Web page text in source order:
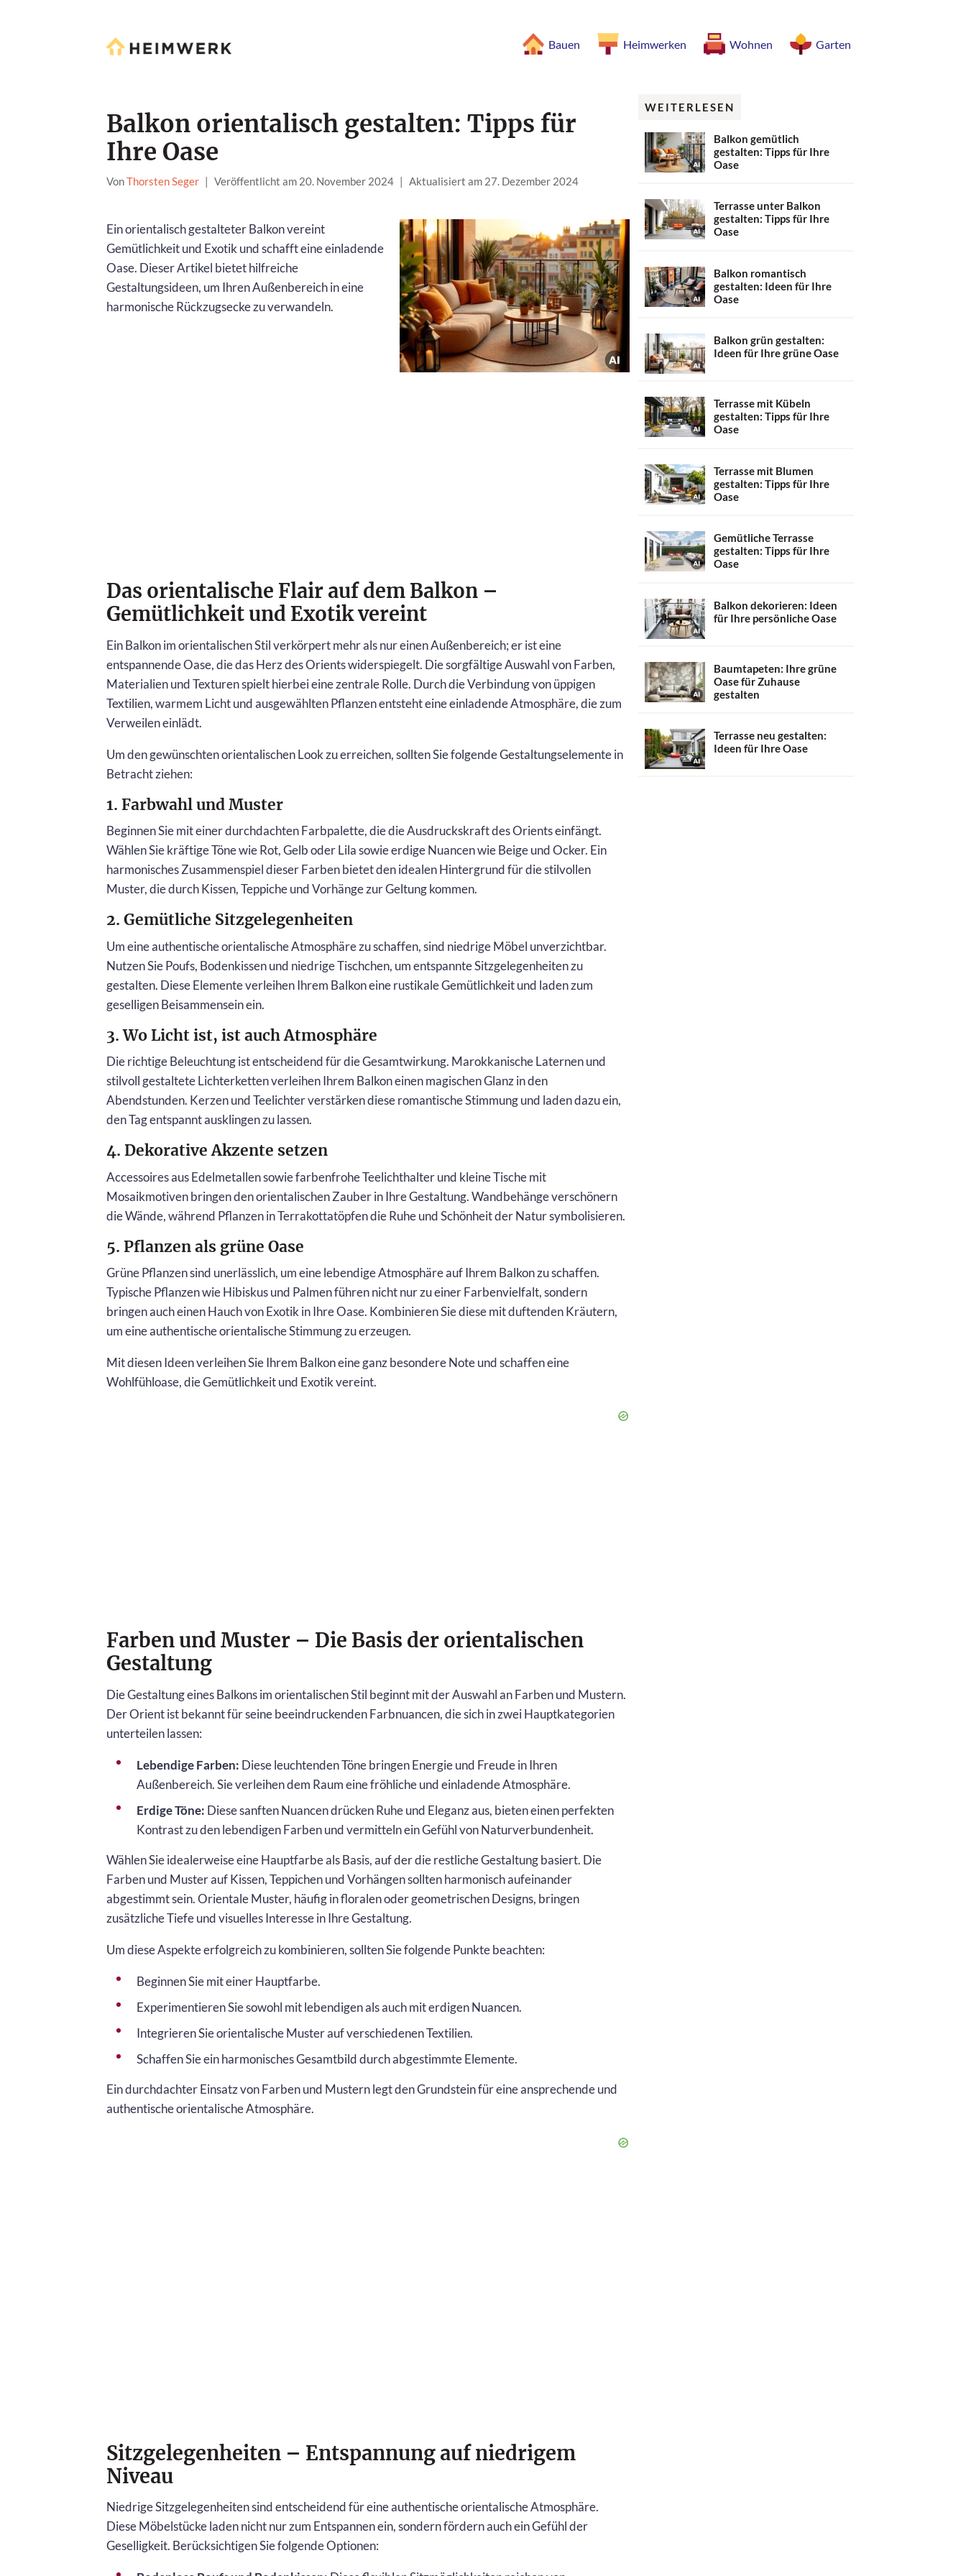
Bauen Heimwerken Wohnen Garten
Balkon orientalisch gestalten: Tipps für
Ihre Oase
VonThorsten Seger | Veröffentlicht am 20. November 2024 | Aktualisiert am 27. Dezember 2024
Ein orientalisch gestalteter Balkon vereint
Gemütlichkeit und Exotik und schafft eine einladende
Oase. Dieser Artikel bietet hilfreiche
Gestaltungsideen, um Ihren Außenbereich in eine
harmonische Rückzugsecke zu verwandeln.
Das orientalische Flair auf dem Balkon –
Gemütlichkeit und Exotik vereint
Ein Balkon im orientalischen Stil verkörpert mehr als nur einen Außenbereich; er ist eine
entspannende Oase, die das Herz des Orients widerspiegelt. Die sorgfältige Auswahl von Farben,
Materialien und Texturen spielt hierbei eine zentrale Rolle. Durch die Verbindung von üppigen
Textilien, warmem Licht und ausgewählten Pflanzen entsteht eine einladende Atmosphäre, die zum
Verweilen einlädt.
Um den gewünschten orientalischen Look zu erreichen, sollten Sie folgende Gestaltungselemente in
Betracht ziehen:
1. Farbwahl und Muster
Beginnen Sie mit einer durchdachten Farbpalette, die die Ausdruckskraft des Orients einfängt.
Wählen Sie kräftige Töne wie Rot, Gelb oder Lila sowie erdige Nuancen wie Beige und Ocker. Ein
harmonisches Zusammenspiel dieser Farben bietet den idealen Hintergrund für die stilvollen
Muster, die durch Kissen, Teppiche und Vorhänge zur Geltung kommen.
2. Gemütliche Sitzgelegenheiten
Um eine authentische orientalische Atmosphäre zu schaffen, sind niedrige Möbel unverzichtbar.
Nutzen Sie Poufs, Bodenkissen und niedrige Tischchen, um entspannte Sitzgelegenheiten zu
gestalten. Diese Elemente verleihen Ihrem Balkon eine rustikale Gemütlichkeit und laden zum
geselligen Beisammensein ein.
3. Wo Licht ist, ist auch Atmosphäre
Die richtige Beleuchtung ist entscheidend für die Gesamtwirkung. Marokkanische Laternen und
stilvoll gestaltete Lichterketten verleihen Ihrem Balkon einen magischen Glanz in den
Abendstunden. Kerzen und Teelichter verstärken diese romantische Stimmung und laden dazu ein,
den Tag entspannt ausklingen zu lassen.
4. Dekorative Akzente setzen
Accessoires aus Edelmetallen sowie farbenfrohe Teelichthalter und kleine Tische mit
Mosaikmotiven bringen den orientalischen Zauber in Ihre Gestaltung. Wandbehänge verschönern
die Wände, während Pflanzen in Terrakottatöpfen die Ruhe und Schönheit der Natur symbolisieren.
5. Pflanzen als grüne Oase
Grüne Pflanzen sind unerlässlich, um eine lebendige Atmosphäre auf Ihrem Balkon zu schaffen.
Typische Pflanzen wie Hibiskus und Palmen führen nicht nur zu einer Farbenvielfalt, sondern
bringen auch einen Hauch von Exotik in Ihre Oase. Kombinieren Sie diese mit duftenden Kräutern,
um eine authentische orientalische Stimmung zu erzeugen.
Mit diesen Ideen verleihen Sie Ihrem Balkon eine ganz besondere Note und schaffen eine
Wohlfühloase, die Gemütlichkeit und Exotik vereint.
Farben und Muster – Die Basis der orientalischen
Gestaltung
Die Gestaltung eines Balkons im orientalischen Stil beginnt mit der Auswahl an Farben und Mustern.
Der Orient ist bekannt für seine beeindruckenden Farbnuancen, die sich in zwei Hauptkategorien
unterteilen lassen:
Lebendige Farben: Diese leuchtenden Töne bringen Energie und Freude in Ihren
Außenbereich. Sie verleihen dem Raum eine fröhliche und einladende Atmosphäre.
Erdige Töne: Diese sanften Nuancen drücken Ruhe und Eleganz aus, bieten einen perfekten
Kontrast zu den lebendigen Farben und vermitteln ein Gefühl von Naturverbundenheit.
Wählen Sie idealerweise eine Hauptfarbe als Basis, auf der die restliche Gestaltung basiert. Die
Farben und Muster auf Kissen, Teppichen und Vorhängen sollten harmonisch aufeinander
abgestimmt sein. Orientale Muster, häufig in floralen oder geometrischen Designs, bringen
zusätzliche Tiefe und visuelles Interesse in Ihre Gestaltung.
Um diese Aspekte erfolgreich zu kombinieren, sollten Sie folgende Punkte beachten:
Beginnen Sie mit einer Hauptfarbe.
Experimentieren Sie sowohl mit lebendigen als auch mit erdigen Nuancen.
Integrieren Sie orientalische Muster auf verschiedenen Textilien.
Schaffen Sie ein harmonisches Gesamtbild durch abgestimmte Elemente.
Ein durchdachter Einsatz von Farben und Mustern legt den Grundstein für eine ansprechende und
authentische orientalische Atmosphäre.
Sitzgelegenheiten – Entspannung auf niedrigem
Niveau
Niedrige Sitzgelegenheiten sind entscheidend für eine authentische orientalische Atmosphäre.
Diese Möbelstücke laden nicht nur zum Entspannen ein, sondern fördern auch ein Gefühl der
Geselligkeit. Berücksichtigen Sie folgende Optionen:
WEITERLESEN
Balkon gemütlich
gestalten: Tipps für Ihre
Oase
Terrasse unter Balkon
gestalten: Tipps für Ihre
Oase
Balkon romantisch
gestalten: Ideen für Ihre
Oase
Balkon grün gestalten:
Ideen für Ihre grüne Oase
Terrasse mit Kübeln
gestalten: Tipps für Ihre
Oase
Terrasse mit Blumen
gestalten: Tipps für Ihre
Oase
Gemütliche Terrasse
gestalten: Tipps für Ihre
Oase
Balkon dekorieren: Ideen
für Ihre persönliche Oase
Baumtapeten: Ihre grüne
Oase für Zuhause
gestalten
Terrasse neu gestalten:
Ideen für Ihre Oase